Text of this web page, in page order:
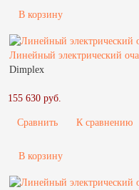
В корзину
Линейный электрический
Dimplex
155 630 руб.
Сравнить К сравнению
В корзину